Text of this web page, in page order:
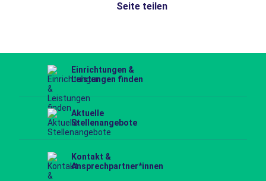
Seite teilen
Einrichtungen &
Leistungen finden
Aktuelle
Stellenangebote
Kontakt &
Ansprechpartner*innen